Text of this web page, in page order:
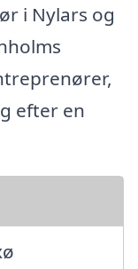
i Nylars og
efter en